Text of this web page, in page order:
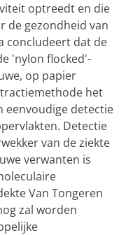
optreedt en die
de gezondheid van
concludeert dat de
'nylon flocked'-
op papier
het
eenvoudige detectie
Detectie
van de ziekte
verwanten is
Van Tongeren
zal worden